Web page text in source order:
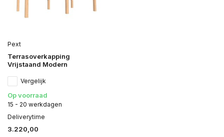
Pext
Terrasoverkapping
Vrijstaand Modern
Vergelijk
Op voorraad
15 - 20 werkdagen
Deliverytime
3.220,00